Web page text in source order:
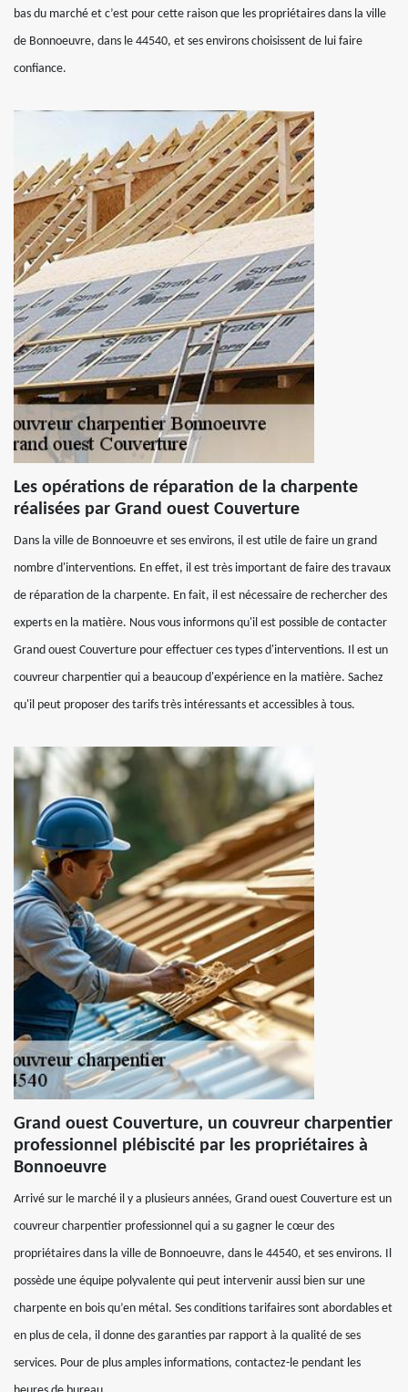
bas du marché et c’est pour cette raison que les propriétaires dans la ville
de Bonnoeuvre, dans le 44540, et ses environs choisissent de lui faire
confiance.
Les opérations de réparation de la charpente
réalisées par Grand ouest Couverture
Dans la ville de Bonnoeuvre et ses environs, il est utile de faire un grand
nombre d'interventions. En effet, il est très important de faire des travaux
de réparation de la charpente. En fait, il est nécessaire de rechercher des
experts en la matière. Nous vous informons qu'il est possible de contacter
Grand ouest Couverture pour effectuer ces types d'interventions. Il est un
couvreur charpentier qui a beaucoup d'expérience en la matière. Sachez
qu'il peut proposer des tarifs très intéressants et accessibles à tous.
Grand ouest Couverture, un couvreur charpentier
professionnel plébiscité par les propriétaires à
Bonnoeuvre
Arrivé sur le marché il y a plusieurs années, Grand ouest Couverture est un
couvreur charpentier professionnel qui a su gagner le cœur des
propriétaires dans la ville de Bonnoeuvre, dans le 44540, et ses environs. Il
possède une équipe polyvalente qui peut intervenir aussi bien sur une
charpente en bois qu’en métal. Ses conditions tarifaires sont abordables et
en plus de cela, il donne des garanties par rapport à la qualité de ses
services. Pour de plus amples informations, contactez-le pendant les